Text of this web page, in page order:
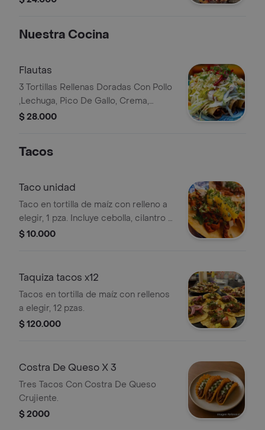
Nuestra Cocina
Flautas
3 Tortillas Rellenas Doradas Con Pollo
,Lechuga, Pico De Gallo, Crema,
Guacamole, Queso Y Cilantro.
$ 28.000
Tacos
Taco unidad
Taco en tortilla de maíz con relleno a
elegir, 1 pza. Incluye cebolla, cilantro y
piña.
$ 10.000
Taquiza tacos x12
Tacos en tortilla de maíz con rellenos
a elegir, 12 pzas.
$ 120.000
Costra De Queso X 3
Tres Tacos Con Costra De Queso
Crujiente.
$ 2000